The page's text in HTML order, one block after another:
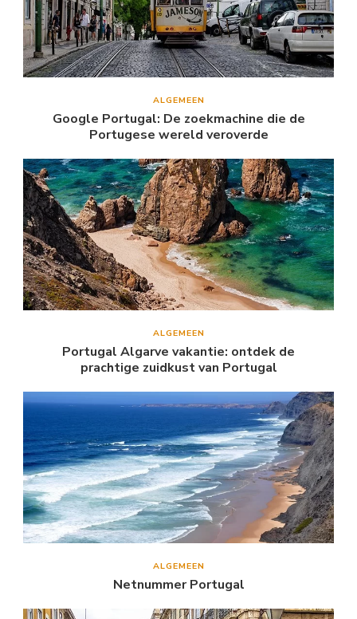
ALGEMEEN
Google Portugal: De zoekmachine die de
Portugese wereld veroverde
ALGEMEEN
Portugal Algarve vakantie: ontdek de
prachtige zuidkust van Portugal
ALGEMEEN
Netnummer Portugal